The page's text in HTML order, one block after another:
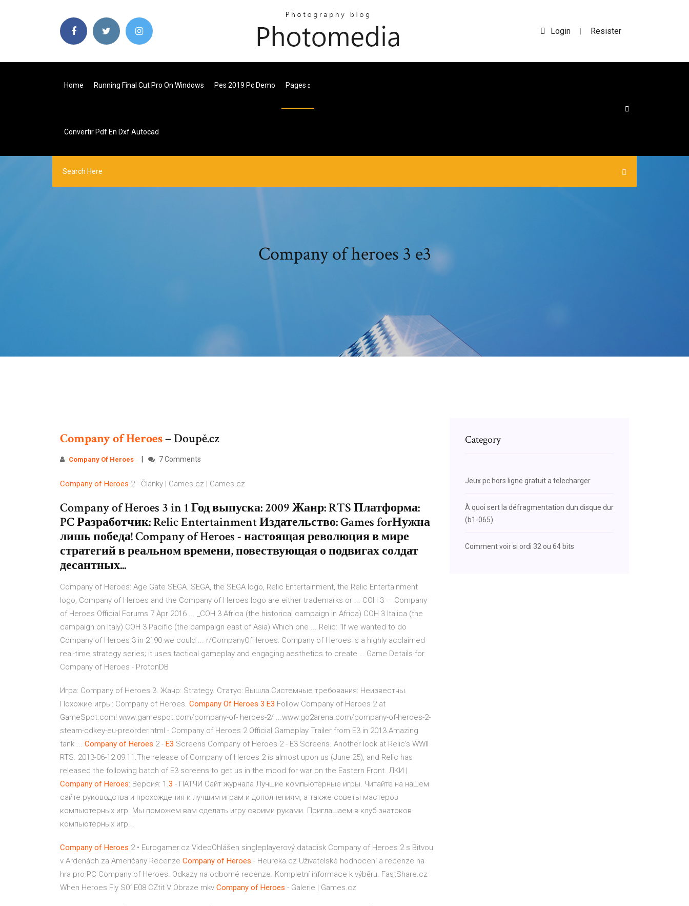
Login | Resister
Home Running Final Cut Pro On Windows Pes 2019 Pc Demo Pages
Convertir Pdf En Dxf Autocad
Company of heroes 3 e3
CompanyofHeroes– Doupě.cz
Company Of Heroes 7 Comments
Company of Heroes 2 - Články | Games.cz | Games.cz
Company of Heroes 3 in 1 Год выпуска: 2009 Жанр: RTS Платформа:
PC Разработчик: Relic Entertainment Издательство: Games forНужна
лишь победа! Company of Heroes - настоящая революция в мире
стратегий в реальном времени, повествующая о подвигах солдат
десантных...
Company of Heroes: Age Gate SEGA. SEGA, the SEGA logo, Relic Entertainment, the Relic Entertainment
logo, Company of Heroes and the Company of Heroes logo are either trademarks or ... COH 3 — Company
of Heroes Official Forums 7 Apr 2016 ... _COH 3 Africa (the historical campaign in Africa) COH 3 Italica (the
campaign on Italy) COH 3 Pacific (the campaign east of Asia) Which one ... Relic: "If we wanted to do
Company of Heroes 3 in 2190 we could ... r/CompanyOfHeroes: Company of Heroes is a highly acclaimed
real-time strategy series; it uses tactical gameplay and engaging aesthetics to create … Game Details for
Company of Heroes - ProtonDB
Игра: Company of Heroes 3. Жанр: Strategy. Статус: Вышла.Системные требования: Неизвестны.
Похожие игры: Company of Heroes. Company Of Heroes 3 E3 Follow Company of Heroes 2 at
GameSpot.com! www.gamespot.com/company-of- heroes-2/ ...www.go2arena.com/company-of-heroes-2-
steam-cdkey-eu-preorder.html - Company of Heroes 2 Official Gameplay Trailer from E3 in 2013.Amazing
tank ... Company of Heroes 2 - E3 Screens Company of Heroes 2 - E3 Screens. Another look at Relic's WWII
RTS. 2013-06-12 09:11.The release of Company of Heroes 2 is almost upon us (June 25), and Relic has
released the following batch of E3 screens to get us in the mood for war on the Eastern Front. ЛКИ |
Company of Heroes: Версия: 1.3 - ПАТЧИ Сайт журнала Лучшие компьютерные игры. Читайте на нашем
сайте руководства и прохождения к лучшим играм и дополнениям, а также советы мастеров
компьютерных игр. Мы поможем вам сделать игру своими руками. Приглашаем в клуб знатоков
компьютерных игр...
Company of Heroes 2 • Eurogamer.cz VideoOhlášen singleplayerový datadisk Company of Heroes 2 s Bitvou
v Ardenách za Američany Recenze Company of Heroes - Heureka.cz Uživatelské hodnocení a recenze na
hra pro PC Company of Heroes. Odkazy na odborné recenze. Kompletní informace k výběru. FastShare.cz
When Heroes Fly S01E08 CZtit V Obraze mkv Company of Heroes - Galerie | Games.cz
Category
Jeux pc hors ligne gratuit a telecharger
À quoi sert la défragmentation dun disque dur
(b1-065)
Comment voir si ordi 32 ou 64 bits